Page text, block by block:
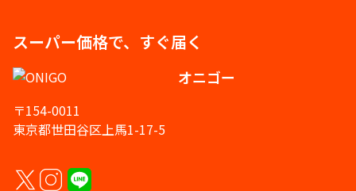
スーパー価格で、すぐ届く
オニゴー
〒154-0011
東京都世田谷区上馬1-17-5